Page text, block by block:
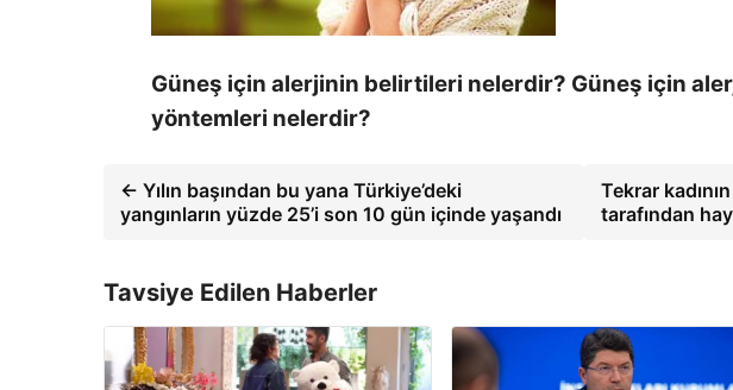
Güneş için alerjinin belirtileri nelerdir? Güneş için
yöntemleri nelerdir?
← Yılın başından bu yana Türkiye’deki
yangınların yüzde 25’i son 10 gün içinde yaşandı
Tekrar
tarafından
Tavsiye Edilen Haberler